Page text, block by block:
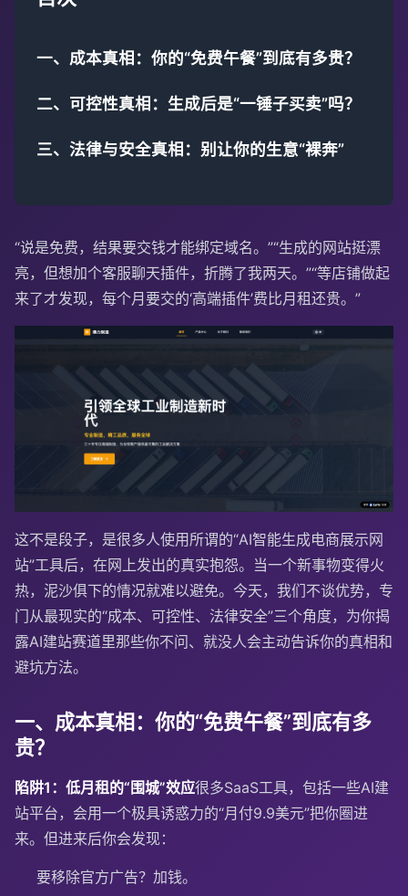
一、成本真相：你的“免费午餐”到底有多贵？
二、可控性真相：生成后是“一锤子买卖”吗？
三、法律与安全真相：别让你的生意“裸奔”
“说是免费，结果要交钱才能绑定域名。”“生成的网站挺漂
亮，但想加个客服聊天插件，折腾了我两天。”“等店铺做起
来了才发现，每个月要交的‘高端插件’费比月租还贵。”
这不是段子，是很多人使用所谓的“AI智能生成电商展示网
站”工具后，在网上发出的真实抱怨。当一个新事物变得火
热，泥沙俱下的情况就难以避免。今天，我们不谈优势，专
门从最现实的“成本、可控性、法律安全”三个角度，为你揭
露AI建站赛道里那些你不问、就没人会主动告诉你的真相和
避坑方法。
一、成本真相：你的“免费午餐”到底有多
贵？
陷阱1：低月租的“围城”效应很多SaaS工具，包括一些AI建
站平台，会用一个极具诱惑力的“月付9.9美元”把你圈进
来。但进来后你会发现：
要移除官方广告？加钱。